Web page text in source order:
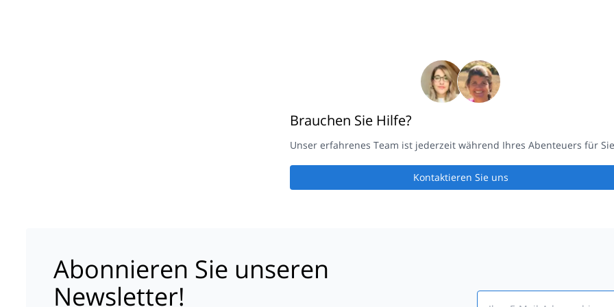
Brauchen Sie Hilfe?
Unser erfahrenes Team ist jederzeit während Ihres Abenteuers für
Kontaktieren Sie uns
Abonnieren Sie unseren
Newsletter!